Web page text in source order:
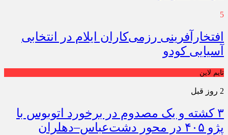
5
افتخارآفرینی رزمی‌کاران ایلام در انتخابی
آسیایی کودو
تایم لاین
2 روز قبل
۳ کشته و یک مصدوم در برخورد اتوبوس با
پژو ۴۰۵ در محور دشت‌عباس–دهلران